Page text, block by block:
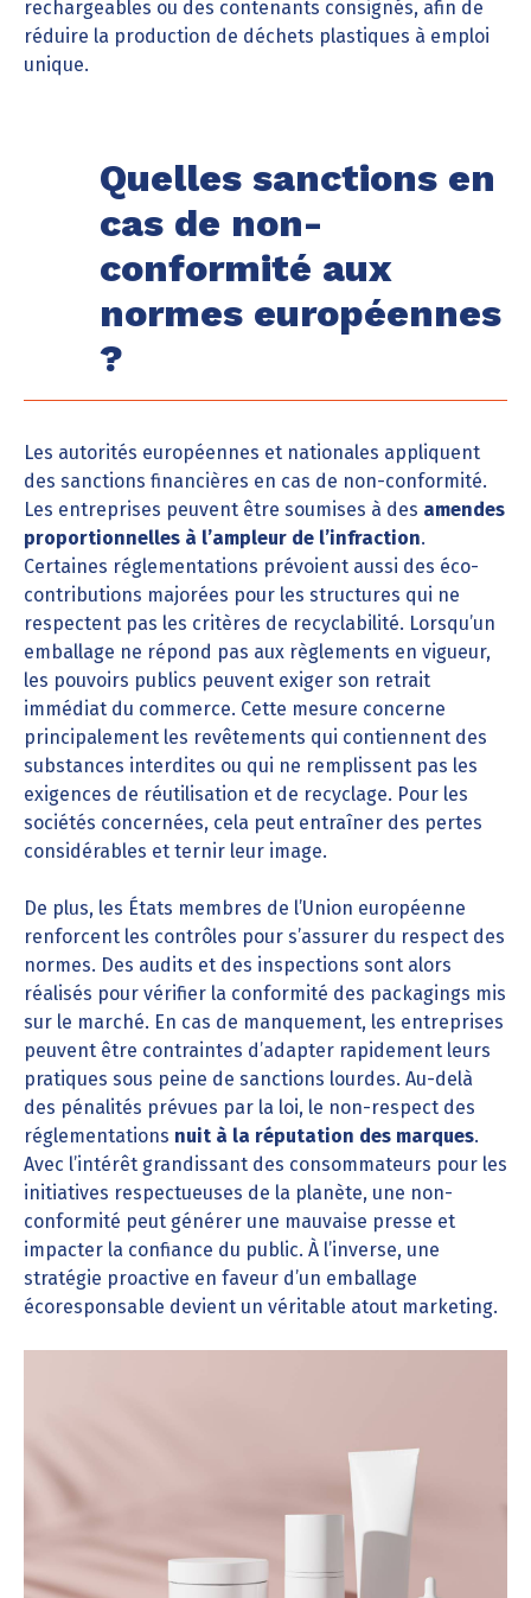
rechargeables ou des contenants consignés, afin de
réduire la production de déchets plastiques à emploi
unique.
Quelles sanctions en
cas de non-
conformité aux
normes européennes
?
Les autorités européennes et nationales appliquent
des sanctions financières en cas de non-conformité.
Les entreprises peuvent être soumises à des amendes
proportionnelles à l’ampleur de l’infraction.
Certaines réglementations prévoient aussi des éco-
contributions majorées pour les structures qui ne
respectent pas les critères de recyclabilité. Lorsqu’un
emballage ne répond pas aux règlements en vigueur,
les pouvoirs publics peuvent exiger son retrait
immédiat du commerce. Cette mesure concerne
principalement les revêtements qui contiennent des
substances interdites ou qui ne remplissent pas les
exigences de réutilisation et de recyclage. Pour les
sociétés concernées, cela peut entraîner des pertes
considérables et ternir leur image.
De plus, les États membres de l’Union européenne
renforcent les contrôles pour s’assurer du respect des
normes. Des audits et des inspections sont alors
réalisés pour vérifier la conformité des packagings mis
sur le marché. En cas de manquement, les entreprises
peuvent être contraintes d’adapter rapidement leurs
pratiques sous peine de sanctions lourdes. Au-delà
des pénalités prévues par la loi, le non-respect des
réglementations nuit à la réputation des marques.
Avec l’intérêt grandissant des consommateurs pour les
initiatives respectueuses de la planète, une non-
conformité peut générer une mauvaise presse et
impacter la confiance du public. À l’inverse, une
stratégie proactive en faveur d’un emballage
écoresponsable devient un véritable atout marketing.